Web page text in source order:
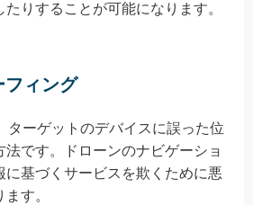
りすることが可能になります。
フィング
ターゲットのデバイスに誤った位
です。ドローンのナビゲーショ
に基づくサービスを欺くために悪
す。